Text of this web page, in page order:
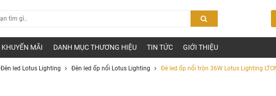
KHUYẾN MÃI DANH MỤC THƯƠNG HIỆU TIN TỨC GIỚI THIỆU
Đèn led Lotus Lighting Đèn led ốp nổi Lotus Lighting Đè led ốp nổi tròn 36W Lotus Lighting